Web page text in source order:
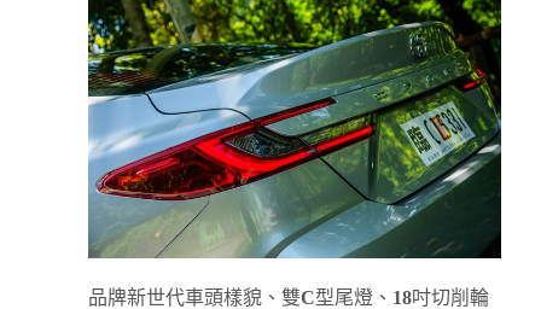
品牌新世代車頭樣貌、雙C型尾燈、 18吋切削輪